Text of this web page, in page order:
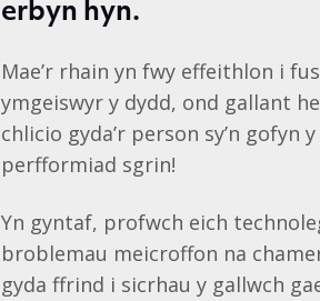
erbyn hyn.
Mae’r rhain yn fwy effeithlon i
ymgeiswyr y dydd, ond gallant
chlicio gyda’r person sy’n
perfformiad sgrin!
Yn gyntaf, profwch eich
broblemau meicroffon na
gyda ffrind i sicrhau y gallwch